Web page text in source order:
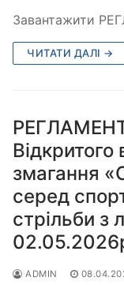
Завантажити
ЧИТАТИ ДАЛІ →
Відкритого
змагання
серед
стрільби з
ADMIN